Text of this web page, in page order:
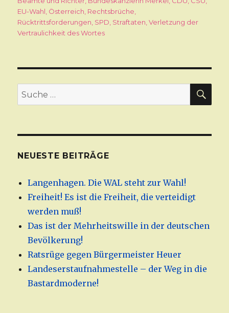
EU-Wahl, Österreich, Rechtsbrüche,
Rücktrittsforderungen, SPD, Straftaten,Verletzung der
Vertraulichkeit des Wortes
Suche
nach:
NEUESTE BEITRÄGE
Langenhagen. Die WAL steht zur Wahl!
Freiheit! Es ist die Freiheit, die verteidigt
werden muß!
Das ist der Mehrheitswille in der deutschen
Bevölkerung!
Ratsrüge gegen Bürgermeister Heuer
Landeserstaufnahmestelle – der Weg in die
Bastardmoderne!